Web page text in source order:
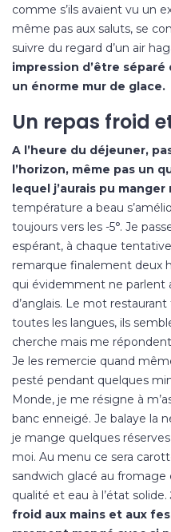
comme s’ils avaient vu un
même pas aux saluts, se
suivre du regard d’un air
impression d’être
un énorme mur de glace.
Un repas froid
A l’heure du déjeuner,
l’horizon, même pas un
lequel j’aurais pu
température a beau
toujours vers les -5°. Je
espérant, à chaque
remarque finalement deux
qui évidemment ne parlent
d’anglais. Le mot
toutes les langues, ils
cherche mais me répondent
Je les remercie quand
pesté pendant quelques
Monde, je me résigne à
banc enneigé. Je balaye la
je mange quelques
moi. Au menu ce sera
sandwich glacé au
qualité et eau à l’état solide.
froid aux mains et aux